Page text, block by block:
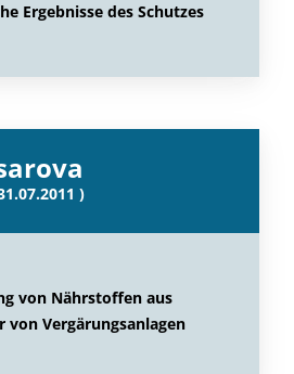
Ergebnisse des Schutzes
)
von Nährstoffen aus
von Vergärungsanlagen